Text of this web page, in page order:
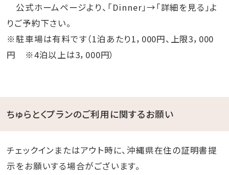
公式ホームページより、「Dinner」→「詳細を見る」よ
りご予約下さい。
※駐車場は有料です（1泊あたり1，000円、上限3，000
円 ※4泊以上は3，000円）
ちゅらとくプランのご利用に関するお願い
チェックインまたはアウト時に、沖縄県在住の証明書提
示をお願いする場合がございます。